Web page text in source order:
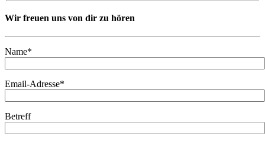
Wir freuen uns von dir zu hören
Name*
Email-Adresse*
Betreff